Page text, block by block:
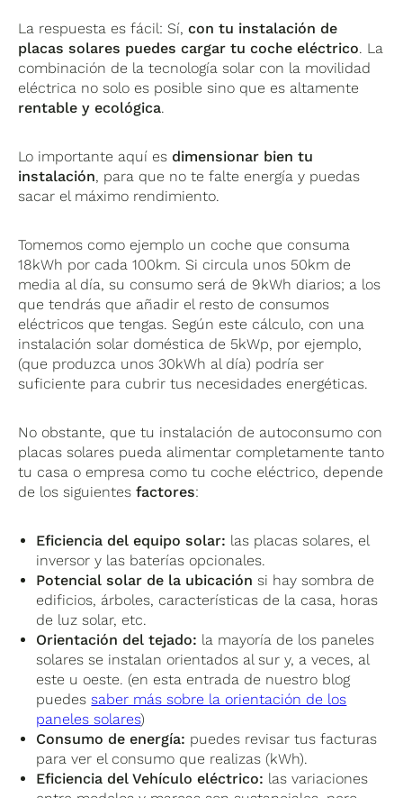
La respuesta es fácil: Sí,con tu instalación de
placas solares puedes cargar tu coche eléctrico. La
combinación de la tecnología solar con la movilidad
eléctrica no solo es posible sino que es altamente
rentable y ecológica.
Lo importante aquí es dimensionar bien tu
instalación, para que no te falte energía y puedas
sacar el máximo rendimiento.
Tomemos como ejemplo un coche que consuma
18kWh por cada 100km. Si circula unos 50km de
media al día, su consumo será de 9kWh diarios; a los
que tendrás que añadir el resto de consumos
eléctricos que tengas. Según este cálculo, con una
instalación solar doméstica de 5kWp, por ejemplo,
(que produzca unos 30kWh al día) podría ser
suficiente para cubrir tus necesidades energéticas.
No obstante, que tu instalación de autoconsumo con
placas solares pueda alimentar completamente tanto
tu casa o empresa como tu coche eléctrico, depende
de los siguientesfactores:
Eficiencia del equipo solar: las placas solares, el
inversor y las baterías opcionales.
Potencial solar de la ubicación si hay sombra de
edificios, árboles, características de la casa, horas
de luz solar, etc.
Orientación del tejado: la mayoría de los paneles
solares se instalan orientados al sur y, a veces, al
este u oeste. (en esta entrada de nuestro blog
puedessaber más sobre la orientación de los
paneles solares)
Consumo de energía: puedes revisar tus facturas
para ver el consumo que realizas (kWh).
Eficiencia del Vehículo eléctrico: las variaciones